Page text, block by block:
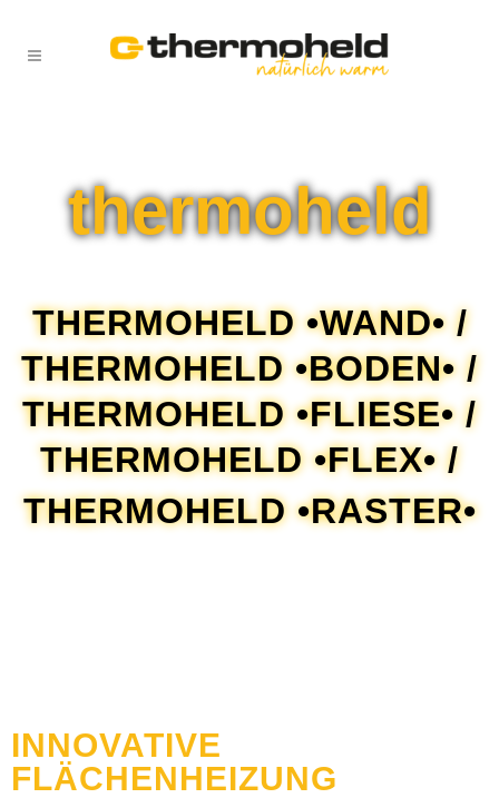
thermoheld
THERMOHELD •WAND• /
THERMOHELD •BODEN• /
THERMOHELD •FLIESE• /
THERMOHELD •FLEX•/
THERMOHELD •RASTER•
INNOVATIVE
FLÄCHENHEIZUNG